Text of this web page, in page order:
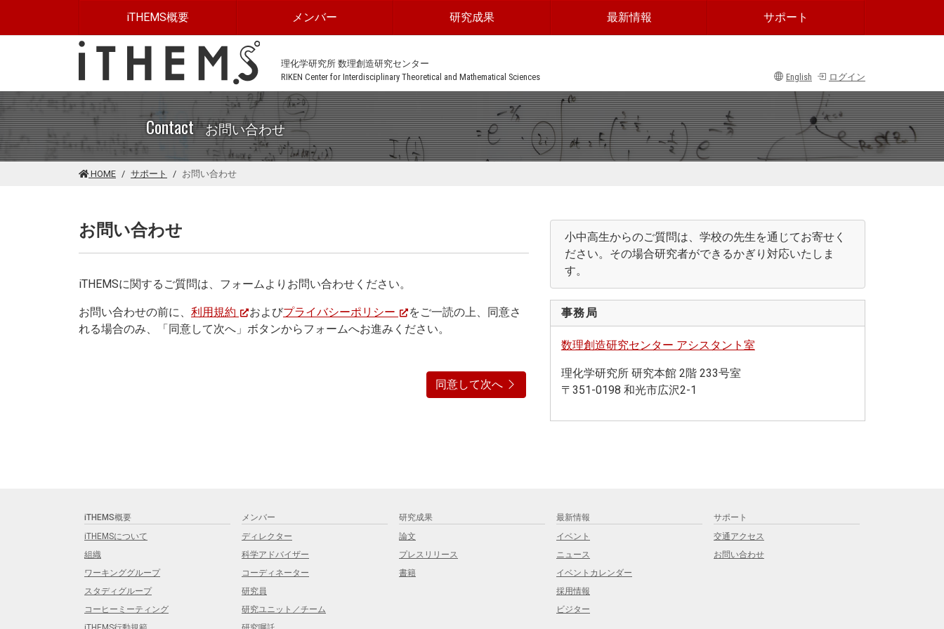
iTHEMS概要 メンバー 研究成果 最新情報 サポート
理化学研究所 数理創造研究センター
RIKEN Center for Interdisciplinary Theoretical and Mathematical Sciences
English ログイン
Contact お問い合わせ
HOME サポート お問い合わせ
お問い合わせ
iTHEMSに関するご質問は、フォームよりお問い合わせください。
お問い合わせの前に、 利用規約 およびプライバシーポリシー
をご一読の上、同意さ
れる場合のみ、「同意して次へ」ボタンからフォームへお進みください。
同意して次へ
⼩中⾼⽣からのご質問は、学校の先⽣を通じてお寄せく
ださい。その場合研究者ができるかぎり対応いたしま
す。
事務局
数理創造研究センター アシスタント室
理化学研究所 研究本館 2階 233号室
〒351-0198 和光市広沢2-1
iTHEMS概要
iTHEMSについて
組織
ワーキンググループ
スタディグループ
コーヒーミーティング
メンバー
ディレクター
科学アドバイザー
コーディネーター
研究員
研究ユニット／チーム
研究成果
論文
プレスリリース
書籍
最新情報
イベント
ニュース
イベントカレンダー
採用情報
ビジター
サポート
交通アクセス
お問い合わせ